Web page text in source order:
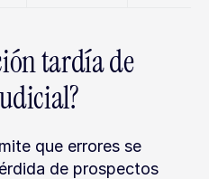
tardía de
que errores se
de prospectos